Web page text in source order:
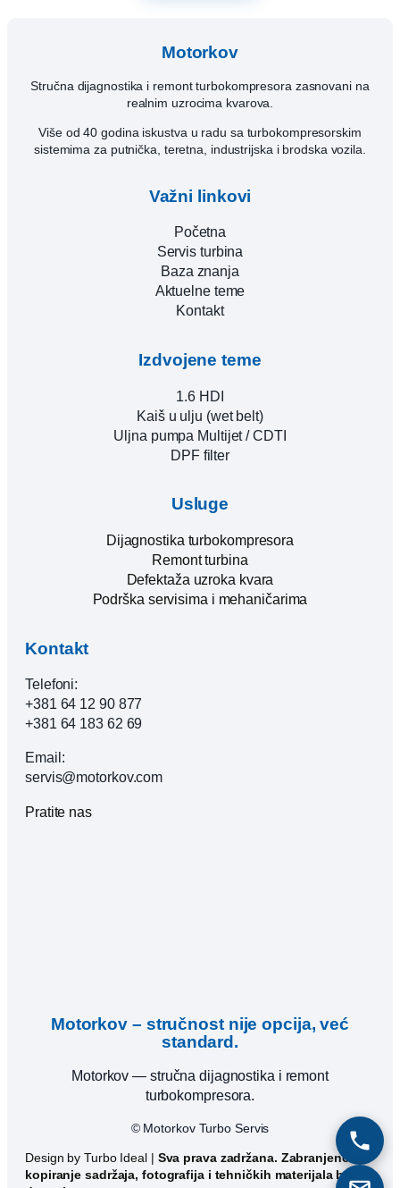
Motorkov
Stručna dijagnostika i remont turbokompresora zasnovani na
realnim uzrocima kvarova.
Više od 40 godina iskustva u radu sa turbokompresorskim
sistemima za putnička, teretna, industrijska i brodska vozila.
Važni linkovi
Početna
Servis turbina
Baza znanja
Aktuelne teme
Kontakt
Izdvojene teme
1.6 HDI
Kaiš u ulju (wet belt)
Uljna pumpa Multijet / CDTI
DPF filter
Usluge
Dijagnostika turbokompresora
Remont turbina
Defektaža uzroka kvara
Podrška servisima i mehaničarima
Kontakt
Telefoni:
+381 64 12 90 877
+381 64 183 62 69
Email:
servis@motorkov.com
Pratite nas
Motorkov – stručnost nije opcija, već
standard.
Motorkov — stručna dijagnostika i remont
turbokompresora.
© Motorkov Turbo Servis
Design by Turbo Ideal | Sva prava zadržana. Zabranjeno
kopiranje sadržaja, fotografija i tehničkih materijala bez